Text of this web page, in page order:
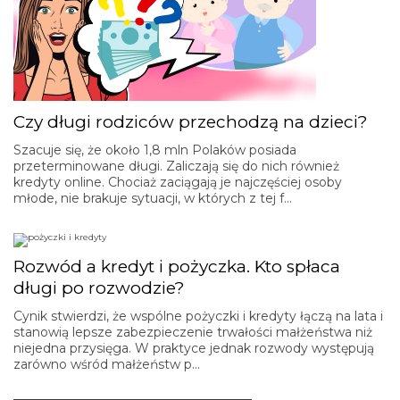
Czy długi rodziców przechodzą na dzieci?
Szacuje się, że około 1,8 mln Polaków posiada
przeterminowane długi. Zaliczają się do nich również
kredyty online. Chociaż zaciągają je najczęściej osoby
młode, nie brakuje sytuacji, w których z tej f…
Rozwód a kredyt i pożyczka. Kto spłaca
długi po rozwodzie?
Cynik stwierdzi, że wspólne pożyczki i kredyty łączą na lata i
stanowią lepsze zabezpieczenie trwałości małżeństwa niż
niejedna przysięga. W praktyce jednak rozwody występują
zarówno wśród małżeństw p…